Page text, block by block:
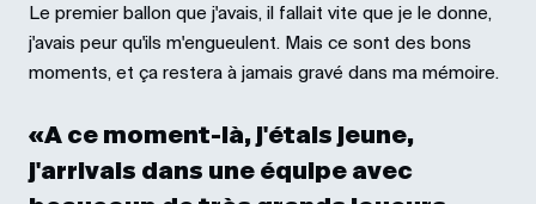
Le premier ballon que j'avais, il fallait vite que je le donne,
j'avais peur qu'ils m'engueulent. Mais ce sont des bons
moments, et ça restera à jamais gravé dans ma mémoire.
«A ce moment-là, j'étais jeune,
j'arrivais dans une équipe avec